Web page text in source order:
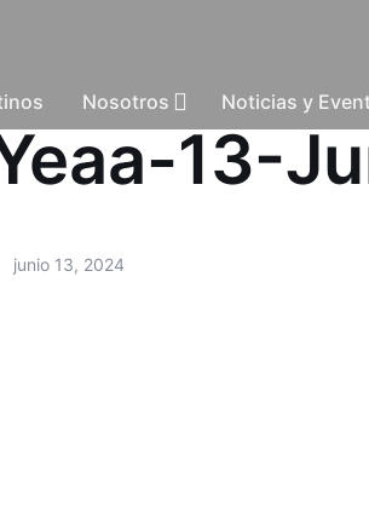
Nosotros Noticias y
13-
junio 13, 2024